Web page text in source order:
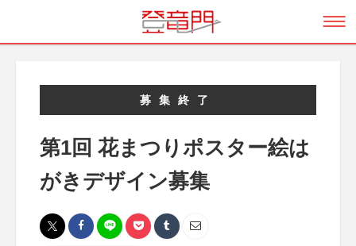
募集終了
第1回 花まつりポスター絵は
がきデザイン募集